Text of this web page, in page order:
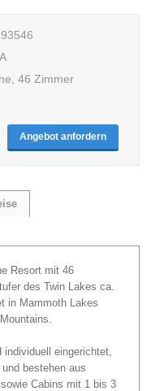
46 Zimmer
Angebot anfordern
Resort mit 46
des Twin Lakes ca.
in Mammoth Lakes
eingerichtet,
bestehen aus
Cabins mit 1 bis 3